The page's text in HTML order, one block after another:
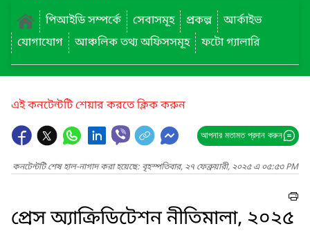
পিআইডি সম্পর্কে
সেবাসমূহ প্রকল্প
আর্কাইভ
যোগাযোগ
আঞ্চলিক তথ্য অফিসসমূহ ফটো গ্যালারি
এই কনটেন্টটি শেয়ার করতে ক্লিক করুন
আপনার মতামত প্রদান করুন
কনটেন্টটি শেষ হাল-নাগাদ করা হয়েছে: বৃহস্পতিবার, ২৭ ফেব্রুয়ারী, ২০২৫ এ ০৫:৫৩ PM
প্রেস অ্যাক্রিডিটেশন নীতিমালা, ২০২৫